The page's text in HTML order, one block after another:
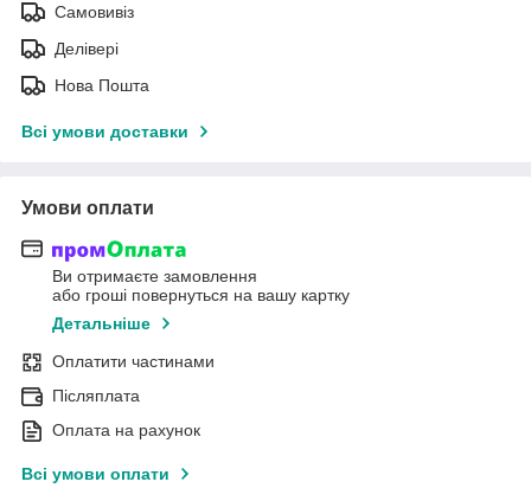
Самовивіз
Делівері
Нова Пошта
Всі умови доставки
Умови оплати
Ви отримаєте замовлення
або гроші повернуться на вашу картку
Детальніше
Оплатити частинами
Післяплата
Оплата на рахунок
Всі умови оплати